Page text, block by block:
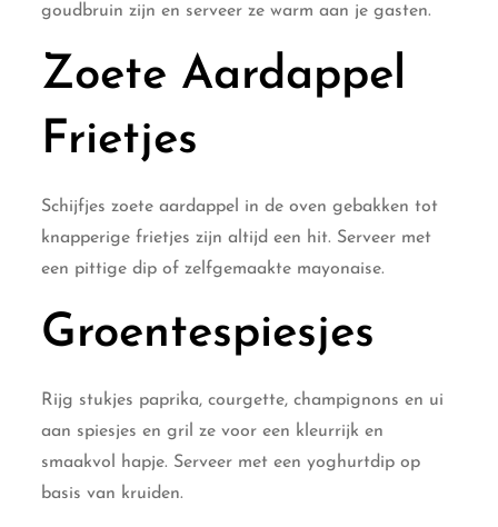
goudbruin zijn en serveer ze warm aan je gasten.
Zoete Aardappel
Frietjes
Schijfjes zoete aardappel in de oven gebakken tot
knapperige frietjes zijn altijd een hit. Serveer met
een pittige dip of zelfgemaakte mayonaise.
Groentespiesjes
Rijg stukjes paprika, courgette, champignons en ui
aan spiesjes en gril ze voor een kleurrijk en
smaakvol hapje. Serveer met een yoghurtdip op
basis van kruiden.